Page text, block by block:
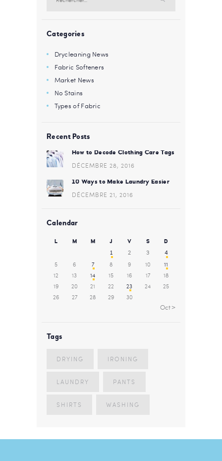
Categories
Drycleaning News
Fabric Softeners
Market News
No Stains
Types of Fabric
Recent Posts
How to Decode Clothing Care Tags
DÉCEMBRE 28, 2016
10 Ways to Make Laundry Easier
DÉCEMBRE 21, 2016
Calendar
L M M J V S
D
1
2 3 4
5 6 7 8 9 10
11
12
13 14 15 16 17
18
19
20 21 22 23 24
25
26
27 28 29 30
Oct »
Tags
DRYING IRONING
LAUNDRY PANTS
SHIRTS WASHING